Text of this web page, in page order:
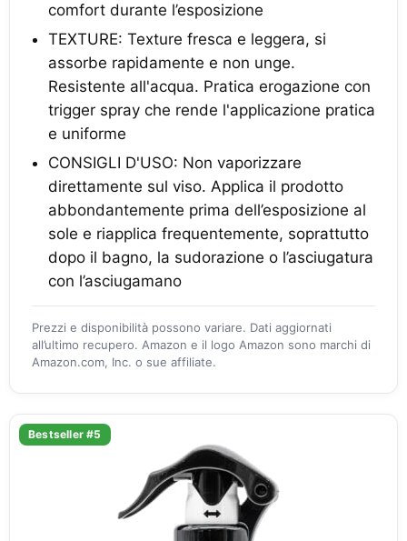
comfort durante l’esposizione
TEXTURE: Texture fresca e leggera, si
assorbe rapidamente e non unge.
Resistente all'acqua. Pratica erogazione con
trigger spray che rende l'applicazione pratica
e uniforme
CONSIGLI D'USO: Non vaporizzare
direttamente sul viso. Applica il prodotto
abbondantemente prima dell’esposizione al
sole e riapplica frequentemente, soprattutto
dopo il bagno, la sudorazione o l’asciugatura
con l’asciugamano
Prezzi e disponibilità possono variare. Dati aggiornati
all’ultimo recupero. Amazon e il logo Amazon sono marchi di
Amazon.com, Inc. o sue affiliate.
Bestseller #5